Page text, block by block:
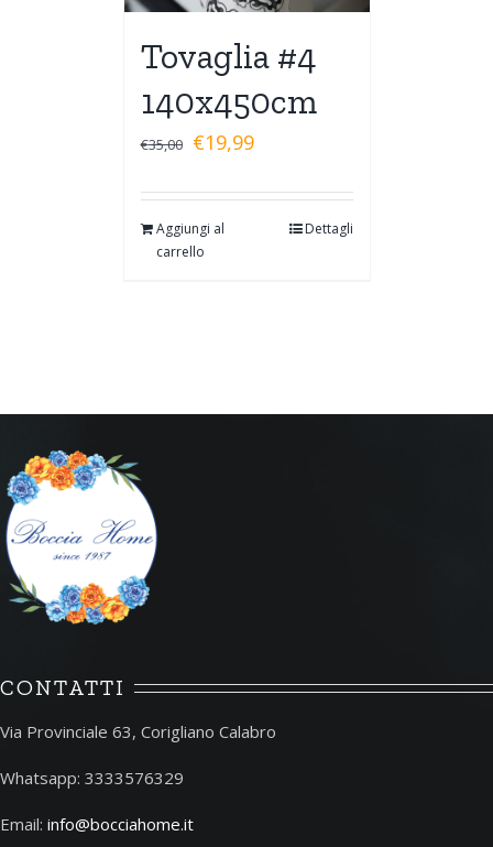
Tovaglia #4
140x450cm
€35,00 €19,99
Aggiungi al
carrello
Dettagli
CONTATTI
Via Provinciale 63, Corigliano Calabro
Whatsapp: 3333576329
Email: info@bocciahome.it